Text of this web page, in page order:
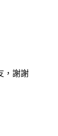
，謝謝